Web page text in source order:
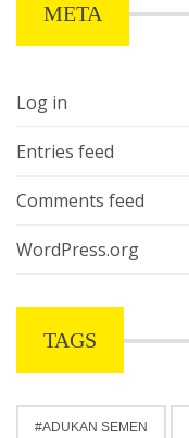
META
Log in
Entries feed
Comments feed
WordPress.org
TAGS
ADUKAN SEMEN